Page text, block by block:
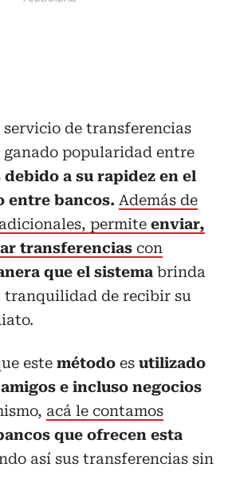
servicio de transferencias
popularidad entre
debido a su rapidez en el
entre bancos. Además de
permite enviar,
transferencias con
que el sistema brinda
tranquilidad de recibir su
este método es utilizado
e incluso negocios
acá le contamos
que ofrecen esta
así sus transferencias sin